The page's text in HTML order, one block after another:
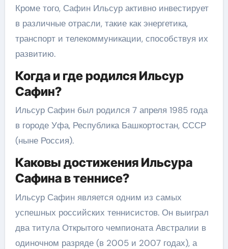
Кроме того, Сафин Ильсур активно инвестирует
в различные отрасли, такие как энергетика,
транспорт и телекоммуникации, способствуя их
развитию.
Когда и где родился Ильсур
Сафин?
Ильсур Сафин был родился 7 апреля 1985 года
в городе Уфа, Республика Башкортостан, СССР
(ныне Россия).
Каковы достижения Ильсура
Сафина в теннисе?
Ильсур Сафин является одним из самых
успешных российских теннисистов. Он выиграл
два титула Открытого чемпионата Австралии в
одиночном разряде (в 2005 и 2007 годах), а